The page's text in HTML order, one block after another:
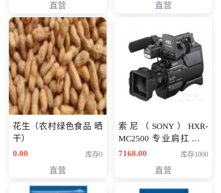
直营 直营
花生（农村绿色食品 晒
干）
0.00
库存0
直营
索尼（SONY）HXR-
MC2500 专业肩扛式存
储卡全高清摄录一体机
清入门级摄像机
7168.00 库存1000
直营